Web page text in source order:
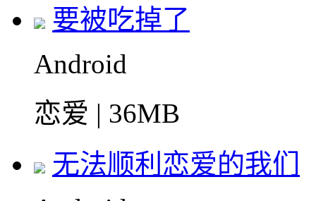
要被吃掉了
Android
恋爱 | 36MB
无法顺利恋爱的我们